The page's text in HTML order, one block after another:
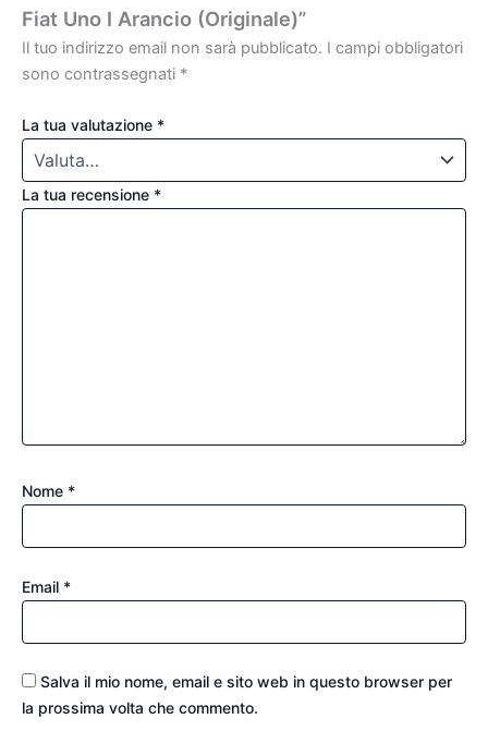
Fiat Uno I Arancio (Originale)”
Il tuo indirizzo email non sarà pubblicato. I campi obbligatori
sono contrassegnati *
La tua valutazione *
La tua recensione *
Nome *
Email *
Salva il mio nome, email e sito web in questo browser per
la prossima volta che commento.